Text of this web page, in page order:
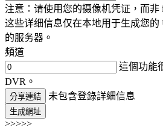
注意：请使用您的摄像机凭证，而非
这些详细信息仅在本地用于生成您的
的服务器。
頻道
這個功能
DVR。
分享連結 未包含登錄詳細信息
生成網址
>>>>>